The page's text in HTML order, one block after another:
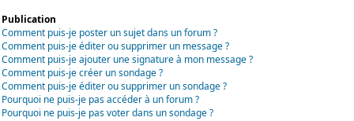
Publication
Comment puis-je poster un sujet dans un forum ?
Comment puis-je éditer ou supprimer un message ?
Comment puis-je ajouter une signature à mon message ?
Comment puis-je créer un sondage ?
Comment puis-je éditer ou supprimer un sondage ?
Pourquoi ne puis-je pas accéder à un forum ?
Pourquoi ne puis-je pas voter dans un sondage ?